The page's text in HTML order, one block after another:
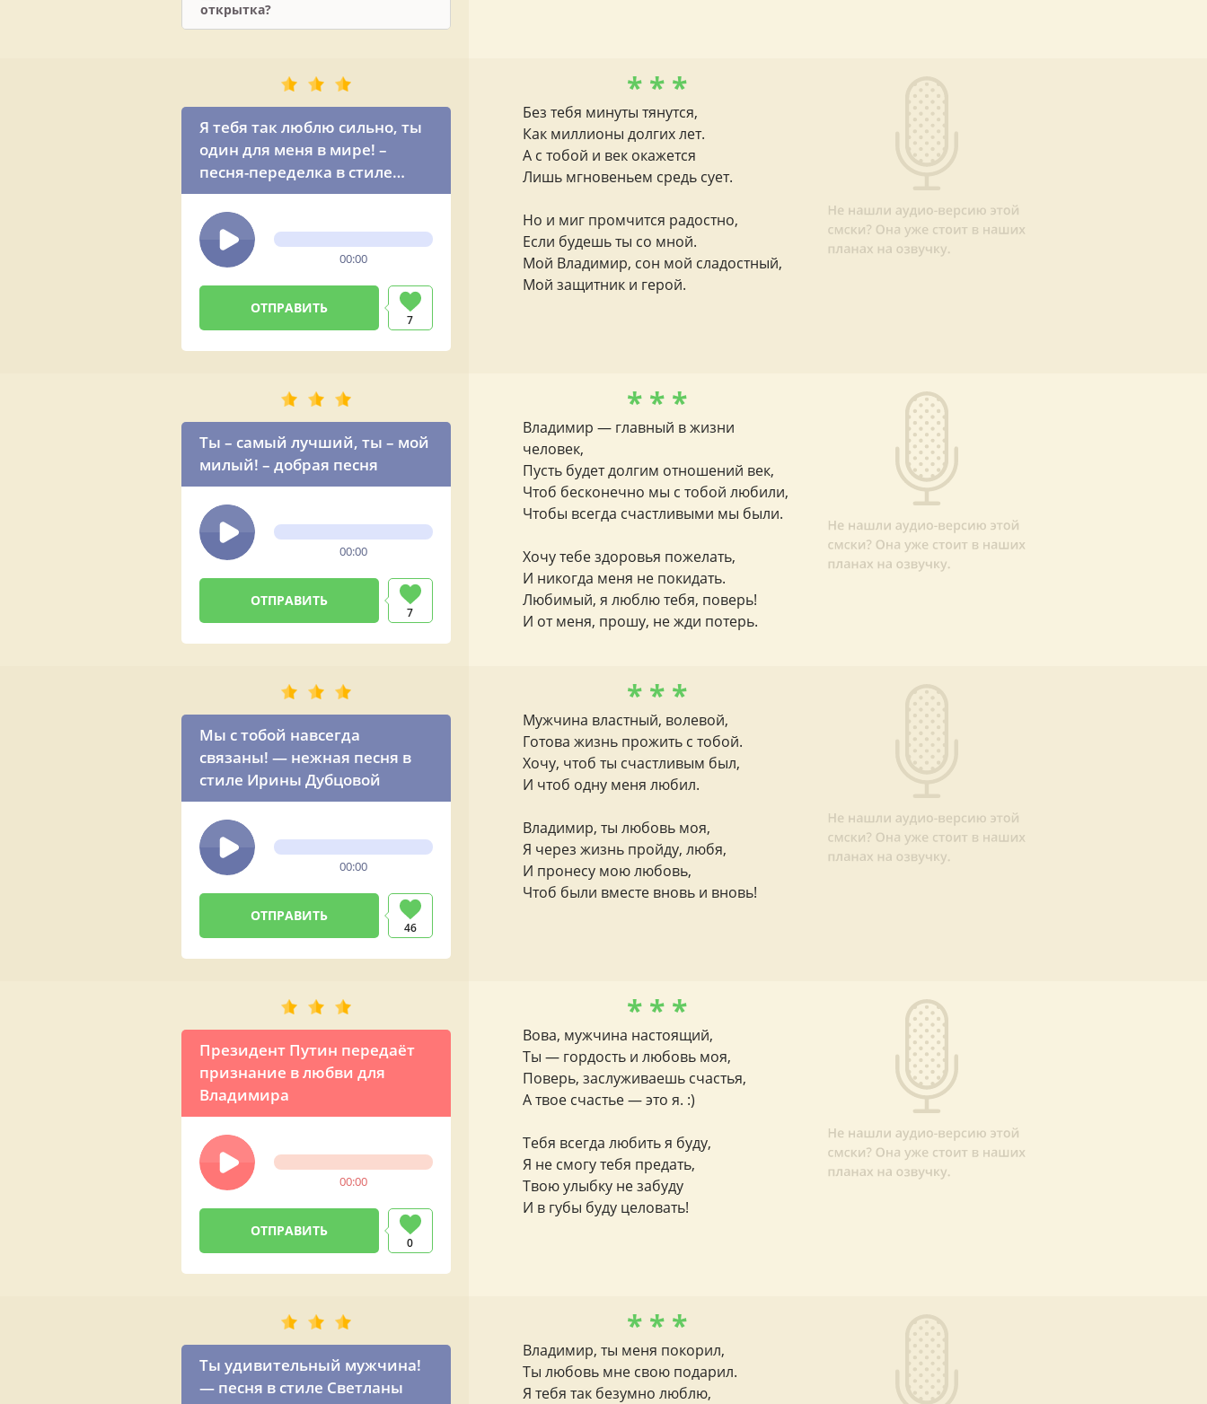
открытка?
Я тебя так люблю сильно, ты
один для меня в мире! –
песня-переделка в стиле
Ирины Дубцовой
00:00
7
* * *
Без тебя минуты тянутся,
Как миллионы долгих лет.
А с тобой и век окажется
Лишь мгновеньем средь сует.
Но и миг промчится радостно,
Если будешь ты со мной.
Мой Владимир, сон мой сладостный,
Мой защитник и герой.
Ты – самый лучший, ты – мой
милый! – добрая песня
00:00
7
* * *
Владимир — главный в жизни
человек,
Пусть будет долгим отношений век,
Чтоб бесконечно мы с тобой любили,
Чтобы всегда счастливыми мы были.
Хочу тебе здоровья пожелать,
И никогда меня не покидать.
Любимый, я люблю тебя, поверь!
И от меня, прошу, не жди потерь.
Мы с тобой навсегда
связаны! — нежная песня в
стиле Ирины Дубцовой
00:00
46
* * *
Мужчина властный, волевой,
Готова жизнь прожить с тобой.
Хочу, чтоб ты счастливым был,
И чтоб одну меня любил.
Владимир, ты любовь моя,
Я через жизнь пройду, любя,
И пронесу мою любовь,
Чтоб были вместе вновь и вновь!
Президент Путин передаёт
признание в любви для
Владимира
00:00
0
* * *
Вова, мужчина настоящий,
Ты — гордость и любовь моя,
Поверь, заслуживаешь счастья,
А твое счастье — это я. :)
Тебя всегда любить я буду,
Я не смогу тебя предать,
Твою улыбку не забуду
И в губы буду целовать!
Ты удивительный мужчина!
— песня в стиле Светланы
* * *
Владимир, ты меня покорил,
Ты любовь мне свою подарил.
Я тебя так безумно люблю,